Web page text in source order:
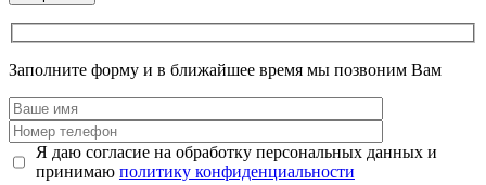
Заполните форму и в ближайшее время мы позвоним Вам
Я даю согласие на обработку персональных данных и
принимаю политику конфиденциальности